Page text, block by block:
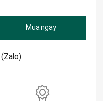
Mua ngay
(Zalo)